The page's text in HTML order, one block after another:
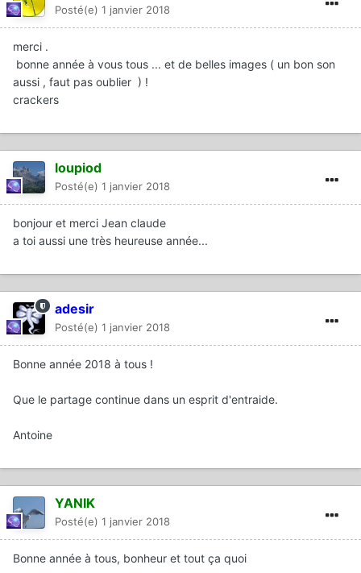
Posté(e) 1 janvier 2018
merci .
bonne année à vous tous ... et de belles images ( un bon son
aussi , faut pas oublier ) !
crackers
loupiod
Posté(e) 1 janvier 2018
bonjour et merci Jean claude
a toi aussi une très heureuse année...
adesir
Posté(e) 1 janvier 2018
Bonne année 2018 à tous !
Que le partage continue dans un esprit d'entraide.
Antoine
YANIK
Posté(e) 1 janvier 2018
Bonne année à tous, bonheur et tout ça quoi